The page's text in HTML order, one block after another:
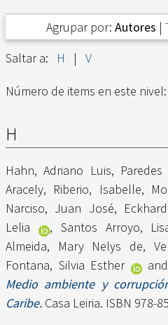
Agrupar por: Autores |
Saltar a:
H | V
Número de items en este nivel:
H
Hahn, Adriano Luis,
Aracely, Riberio, Isabelle,
Narciso, Juan José,
Lelia
, Santos Arroyo,
Almeida, Mary Nelys de,
Fontana, Silvia Esther
and
Medio ambiente y
Caribe. Casa Leiria. ISBN 978-